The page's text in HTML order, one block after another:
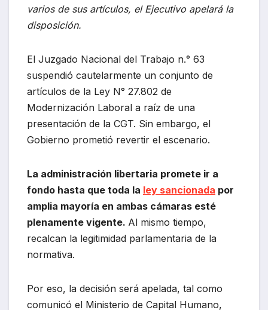
varios de sus artículos, el Ejecutivo apelará la
disposición.
El Juzgado Nacional del Trabajo n.° 63
suspendió cautelarmente un conjunto de
artículos de la Ley N° 27.802 de
Modernización Laboral a raíz de una
presentación de la CGT. Sin embargo, el
Gobierno prometió revertir el escenario.
La administración libertaria promete ir a
fondo hasta que toda la ley sancionada por
amplia mayoría en ambas cámaras esté
plenamente vigente. Al mismo tiempo,
recalcan la legitimidad parlamentaria de la
normativa.
Por eso, la decisión será apelada, tal como
comunicó el Ministerio de Capital Humano,